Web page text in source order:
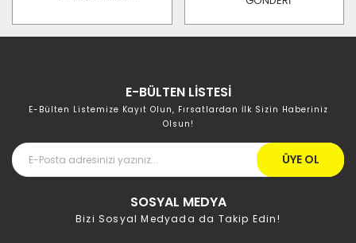
E-BÜLTEN LİSTESİ
E-Bülten Listemize Kayıt Olun, Fırsatlardan İlk Sizin Haberiniz
Olsun!
ÜYE OL
SOSYAL MEDYA
Bizi Sosyal Medyada da Takip Edin!